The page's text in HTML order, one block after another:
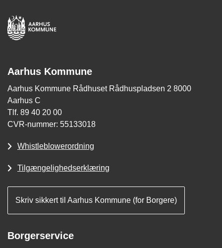
Aarhus Kommune
Aarhus Kommune Rådhuset Rådhuspladsen 2 8000
Aarhus C
Tlf. 89 40 20 00
CVR-nummer: 55133018
Whistleblowerordning
Tilgængelighedserklæring
Skriv sikkert til Aarhus Kommune (for Borgere)
Borgerservice